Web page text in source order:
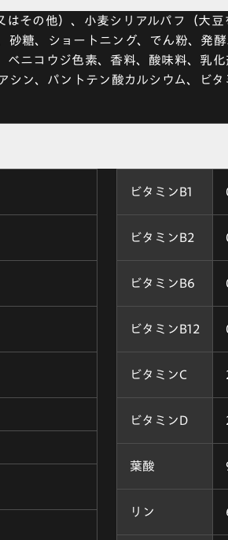
その他）、小麦シリアルパフ（大
糖、ショートニング、でん粉、発
ニコウジ色素、香料、酸味料、乳
ン、パントテン酸カルシウム、ビ
ビタミンB1
ビタミンB2
ビタミンB6
ビタミンB12
ビタミンC
ビタミンD
葉酸
リン